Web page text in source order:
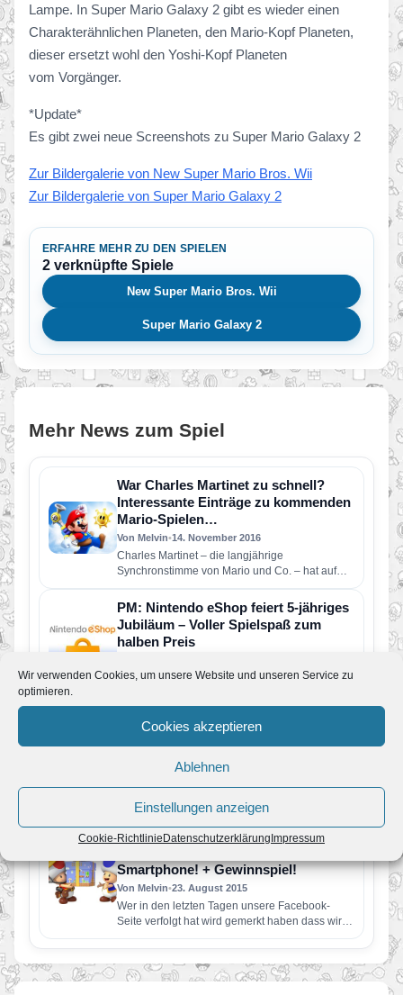
Wir verwenden Cookies, um unsere Website und unseren Service zu
optimieren.
Cookies akzeptieren
Ablehnen
Einstellungen anzeigen
Cookie-Richtlinie Datenschutzerklärung Impressum
Lampe. In Super Mario Galaxy 2 gibt es wieder einen
Charakterähnlichen Planeten, den Mario-Kopf Planeten,
dieser ersetzt wohl den Yoshi-Kopf Planeten
vom Vorgänger.
*Update*
Es gibt zwei neue Screenshots zu Super Mario Galaxy 2
Zur Bildergalerie von New Super Mario Bros. Wii
Zur Bildergalerie von Super Mario Galaxy 2
ERFAHRE MEHR ZU DEN SPIELEN
2 verknüpfte Spiele
New Super Mario Bros. Wii
Super Mario Galaxy 2
Mehr News zum Spiel
War Charles Martinet zu schnell?
Interessante Einträge zu kommenden
Mario-Spielen…
Von Melvin•14. November 2016
Charles Martinet – die langjährige
Synchronstimme von Mario und Co. – hat auf
seiner IMDB-Seite einige interessante Projekt…
PM: Nintendo eShop feiert 5-jähriges
Jubiläum – Voller Spielspaß zum
halben Preis
Heute vor genau fünf Jahren, am 7. Juni 2011,
digitalen Pforten. Ab…
New Super Mario Bros. Wii kommt
für Wii U
27. Dezember 2015
die Virtual Console…
MarioFans.de // Am 8.September
Smartphone! + Gewinnspiel!
Von Melvin•23. August 2015
Wer in den letzten Tagen unsere Facebook-
Seite verfolgt hat wird gemerkt haben dass wir
unser neusten Projekt angekündigt…